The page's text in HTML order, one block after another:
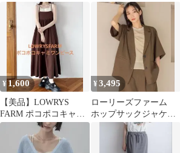
¥ 1,600
【美品】LOWRYS
FARM ポコポコキャミ
ワンピース ブラウン F
¥3,495
ローリーズファーム
ホップサックジャケッ
ト ブラウン